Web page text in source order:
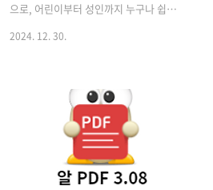
으로, 어린이부터 성인까지 누구나 쉽게
그램은 특히 한글 타자 연습에 특화되어
있으며, 무료로 다운로드할 수 있는 점이
큰 장점입니다. 한컴타자연습 다운로드
방법한컴타자연습은 공식 웹사이트 또는
신뢰할 수 있는 소프트웨어 다운로드 사
이트에서 다운로드할 수 있습니다. 아래
2024. 12. 30.